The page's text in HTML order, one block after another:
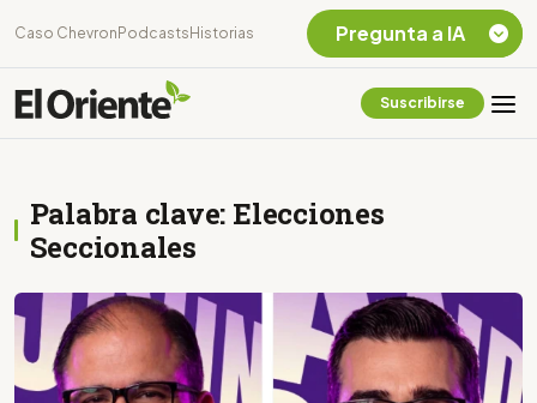
Caso Chevron Podcasts Historias
Suscribirse
Palabra clave: Elecciones
Seccionales
Pregunta a IA
Listar destinos
¿En que consiste la
tasa minera que rige en
Ecuador?